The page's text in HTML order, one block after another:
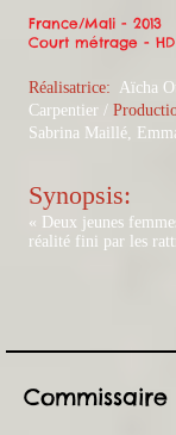
France/Mali - 2013
Court métrage -
Réalisatrice: Aïcha
Carpentier /
Sabrina Maillé,
Synopsis:​​
« Deux jeunes
réalité fini par les